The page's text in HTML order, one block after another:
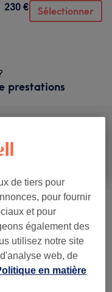
230 € Sélectionner
prestations
à partir de 160 €
299 €
à partir de 140 €
de tiers pour
pour fournir
et pour
également des
utilisez notre site
web, de
en matière